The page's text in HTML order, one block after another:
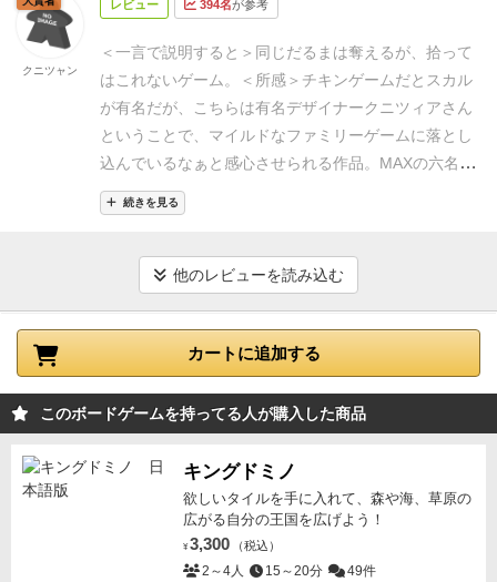
高揚感をグラグラと揺さぶるシステム
面白い！【自分の手番でもハラハラするバースト要
素！】 他人の手元にあるダルマのカードと同じカード
を引けばそれが貰える、ならどんどん引けば良いじゃ
ないかと思ってしまうのだが、実は引いたカードが自
分の手元のカードと同じだと
ドボンして手元のカード
ードの束が一瞬にしてなくなる喪失感は筆舌に尽くし
プレイヤーも「 もしかしたら自分にもあの高得点のカ
ード群が回ってくるかもしれない…」という期待を持
が同じ気持ちでがっかりするのだ。
は何とも変な感じで面白いwただし、このバースト要
素は手元の予約カードが2枚以下の時は発動しない。
つまり手元のカードが合計2枚までは安全にドローで
きるため誰でも気軽に大量得点のチャンスがある。こ
れは特に子供には嬉しい配慮だ。 【結局は運次第なの
だが、最高に盛り上がるパーティゲーム！】
主めくりゲームなので、結局のところ勝敗はカードの
しかし多人数のパーティゲーム、とりわけ
た矢先に、横取りされたカードの数字が出てバース
ト！ となった時は、みんなで爆笑。ものすごく楽し
めて、リプレイ性が高い良いゲームです。
であり楽しくもある。嬉しい引きに喜び！やっちまっ
したダルマは干渉して貰ったり奪われたり、せっかく
集めた高得点のダルマの山を他のプレーヤーに持って
行かれる時の気持ちは、40代以上の人ならわかるかも
ですが、昔懐かしの番組、100万円クイズハンターの
ゴールデンハンマーを思い出しました。
とにかくシン
プルでルールも簡単！それでいて各ターン自分の選択
の運とのバランスがとても良いなと思いました。
イする人数でも巡りが大きく変わるので、その辺りも
シンプルながら飽きずに長く遊べるゲームだと思いま
とにかく軽ゲームであり、初心者向けで、いきな
も関係なく誰もが楽しめると思います。
レビュー 394名が参考
＜一言で説明すると＞ 同じだるまは奪えるが、拾って
はこれないゲーム。
＜所感＞ チキンゲームだとスカル
が有名だが、
こちらは有名デザイナークニツィアさん
ということで、 マイルドなファミリーゲームに落とし
込んでいるなぁと感心させられる作品。 MAXの六名だ
とほとんど奪われそうだが、3〜5人位がいけるような
気がします。
ルーム説明 5分 プレイ時間 5人 15分
続きを見る
クニツャン
他のレビューを読み込む
カートに追加する
このボードゲームを持ってる人が購入した商品
キングドミノ
欲しいタイルを手に入れて、森や海、草原の
広がる自分の王国を広げよう！
¥ 3,300 （税込）
2～4人 15～20分 49件